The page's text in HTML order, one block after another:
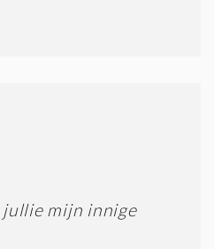
jullie mijn innige